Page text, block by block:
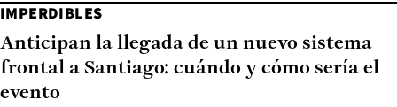
IMPERDIBLES
Anticipan la llegada de un nuevo sistema
frontal a Santiago: cuándo y cómo sería el
evento